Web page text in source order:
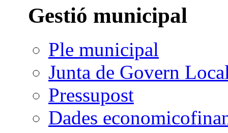
Gestió municipal
Ple municipal
Junta de Govern
Pressupost
Dades